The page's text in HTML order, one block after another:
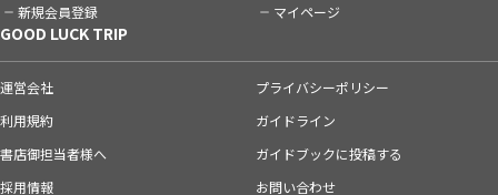
新規会員登録 マイページ
GOOD LUCK TRIP
運営会社
プライバシーポリシー
利用規約
ガイドライン
書店御担当者様へ
ガイドブックに投稿する
採用情報
お問い合わせ